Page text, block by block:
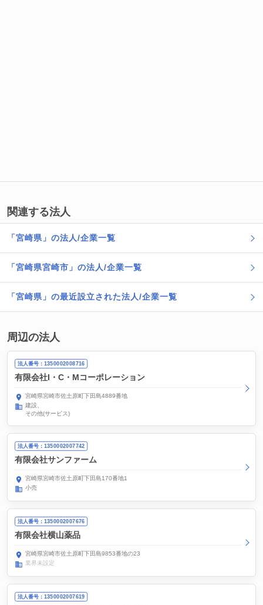
関連する法人
「宮崎県」の法人/企業一覧
「宮崎県宮崎市」の法人/企業一覧
「宮崎県」の最近設立された法人/企業一覧
周辺の法人
法人番号：1350002008716
有限会社I・C・Mコーポレーション
宮崎県宮崎市佐土原町下田島4889番地
建設
その他(サービス)
法人番号：1350002007742
有限会社サンファーム
宮崎県宮崎市佐土原町下田島170番地1
小売
法人番号：1350002007676
有限会社横山薬品
宮崎県宮崎市佐土原町下田島9853番地の23
業界未設定
法人番号：1350002007619